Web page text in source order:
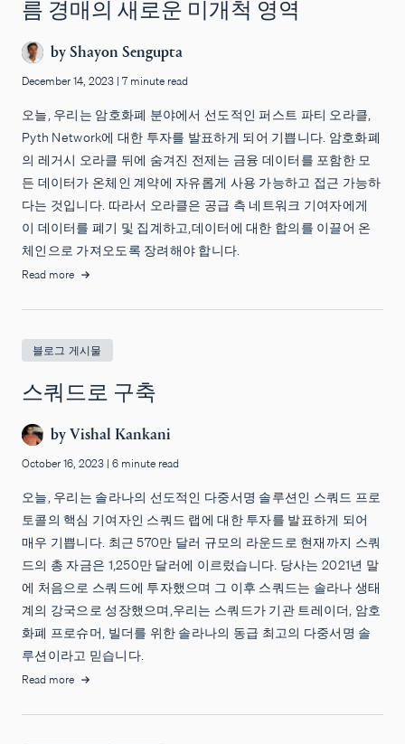
름 경매의 새로운 미개척 영역
byShayon Sengupta
December 14, 2023 | 7 minute read
오늘, 우리는 암호화폐 분야에서 선도적인 퍼스트 파티 오라클,
Pyth Network에 대한 투자를 발표하게 되어 기쁩니다. 암호화폐
의 레거시 오라클 뒤에 숨겨진 전제는 금융 데이터를 포함한 모
든 데이터가 온체인 계약에 자유롭게 사용 가능하고 접근 가능하
다는 것입니다. 따라서 오라클은 공급 측 네트워크 기여자에게
이 데이터를 폐기 및 집계하고,데이터에 대한 합의를 이끌어 온
체인으로 가져오도록 장려해야 합니다.
Read more
블로그 게시물
스쿼드로 구축
byVishal Kankani
October 16, 2023 | 6 minute read
오늘, 우리는 솔라나의 선도적인 다중서명 솔루션인 스쿼드 프로
토콜의 핵심 기여자인 스쿼드 랩에 대한 투자를 발표하게 되어
매우 기쁩니다. 최근 570만 달러 규모의 라운드로 현재까지 스쿼
드의 총 자금은 1,250만 달러에 이르렀습니다. 당사는 2021년 말
에 처음으로 스쿼드에 투자했으며 그 이후 스쿼드는 솔라나 생태
계의 강국으로 성장했으며,우리는 스쿼드가 기관 트레이더, 암호
화폐 프로슈머, 빌더를 위한 솔라나의 동급 최고의 다중서명 솔
루션이라고 믿습니다.
Read more